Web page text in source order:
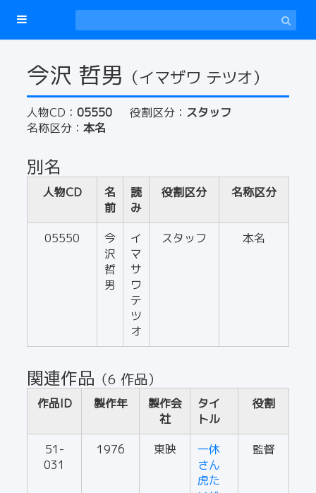
今沢 哲男 （イマザワ テツオ）
人物CD： 05550 役割区分： スタッフ
名称区分： 本名
別名
人物CD
名
前
読
み
役割区分 名称区分
05550
今
沢
哲
男
イ
マ
サ
ワ
テ
ツ
オ
スタッフ 本名
関連作品 （6 作品）
作品ID 製作年
製作会
社
タイ
トル
役割
51-
031
1976 東映
一休
さん
虎た
監督